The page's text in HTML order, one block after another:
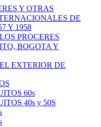
Y OTRAS
DE
Y 1958
PROCERES
BOGOTA Y
EXTERIOR DE
60s
40s y 50S